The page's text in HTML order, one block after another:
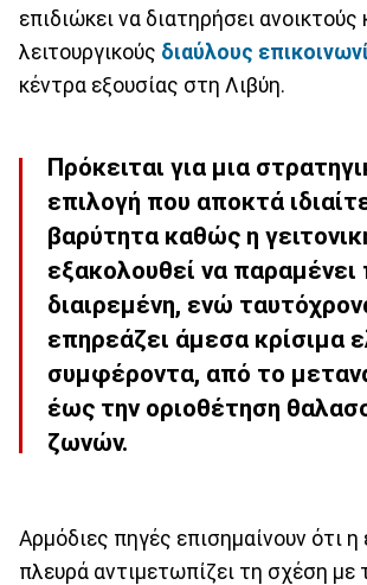
επιδιώκει να διατηρήσει ανοικτούς
λειτουργικούς διαύλους
κέντρα εξουσίας στη Λιβύη.
Πρόκειται για μια
επιλογή που αποκτά
βαρύτητα καθώς η
εξακολουθεί να παραμένει
διαιρεμένη, ενώ
επηρεάζει άμεσα κρίσιμα
συμφέροντα, από το
έως την οριοθέτηση
ζωνών.
Aρμόδιες πηγές επισημαίνουν ότι η
πλευρά αντιμετωπίζει τη σχέση με